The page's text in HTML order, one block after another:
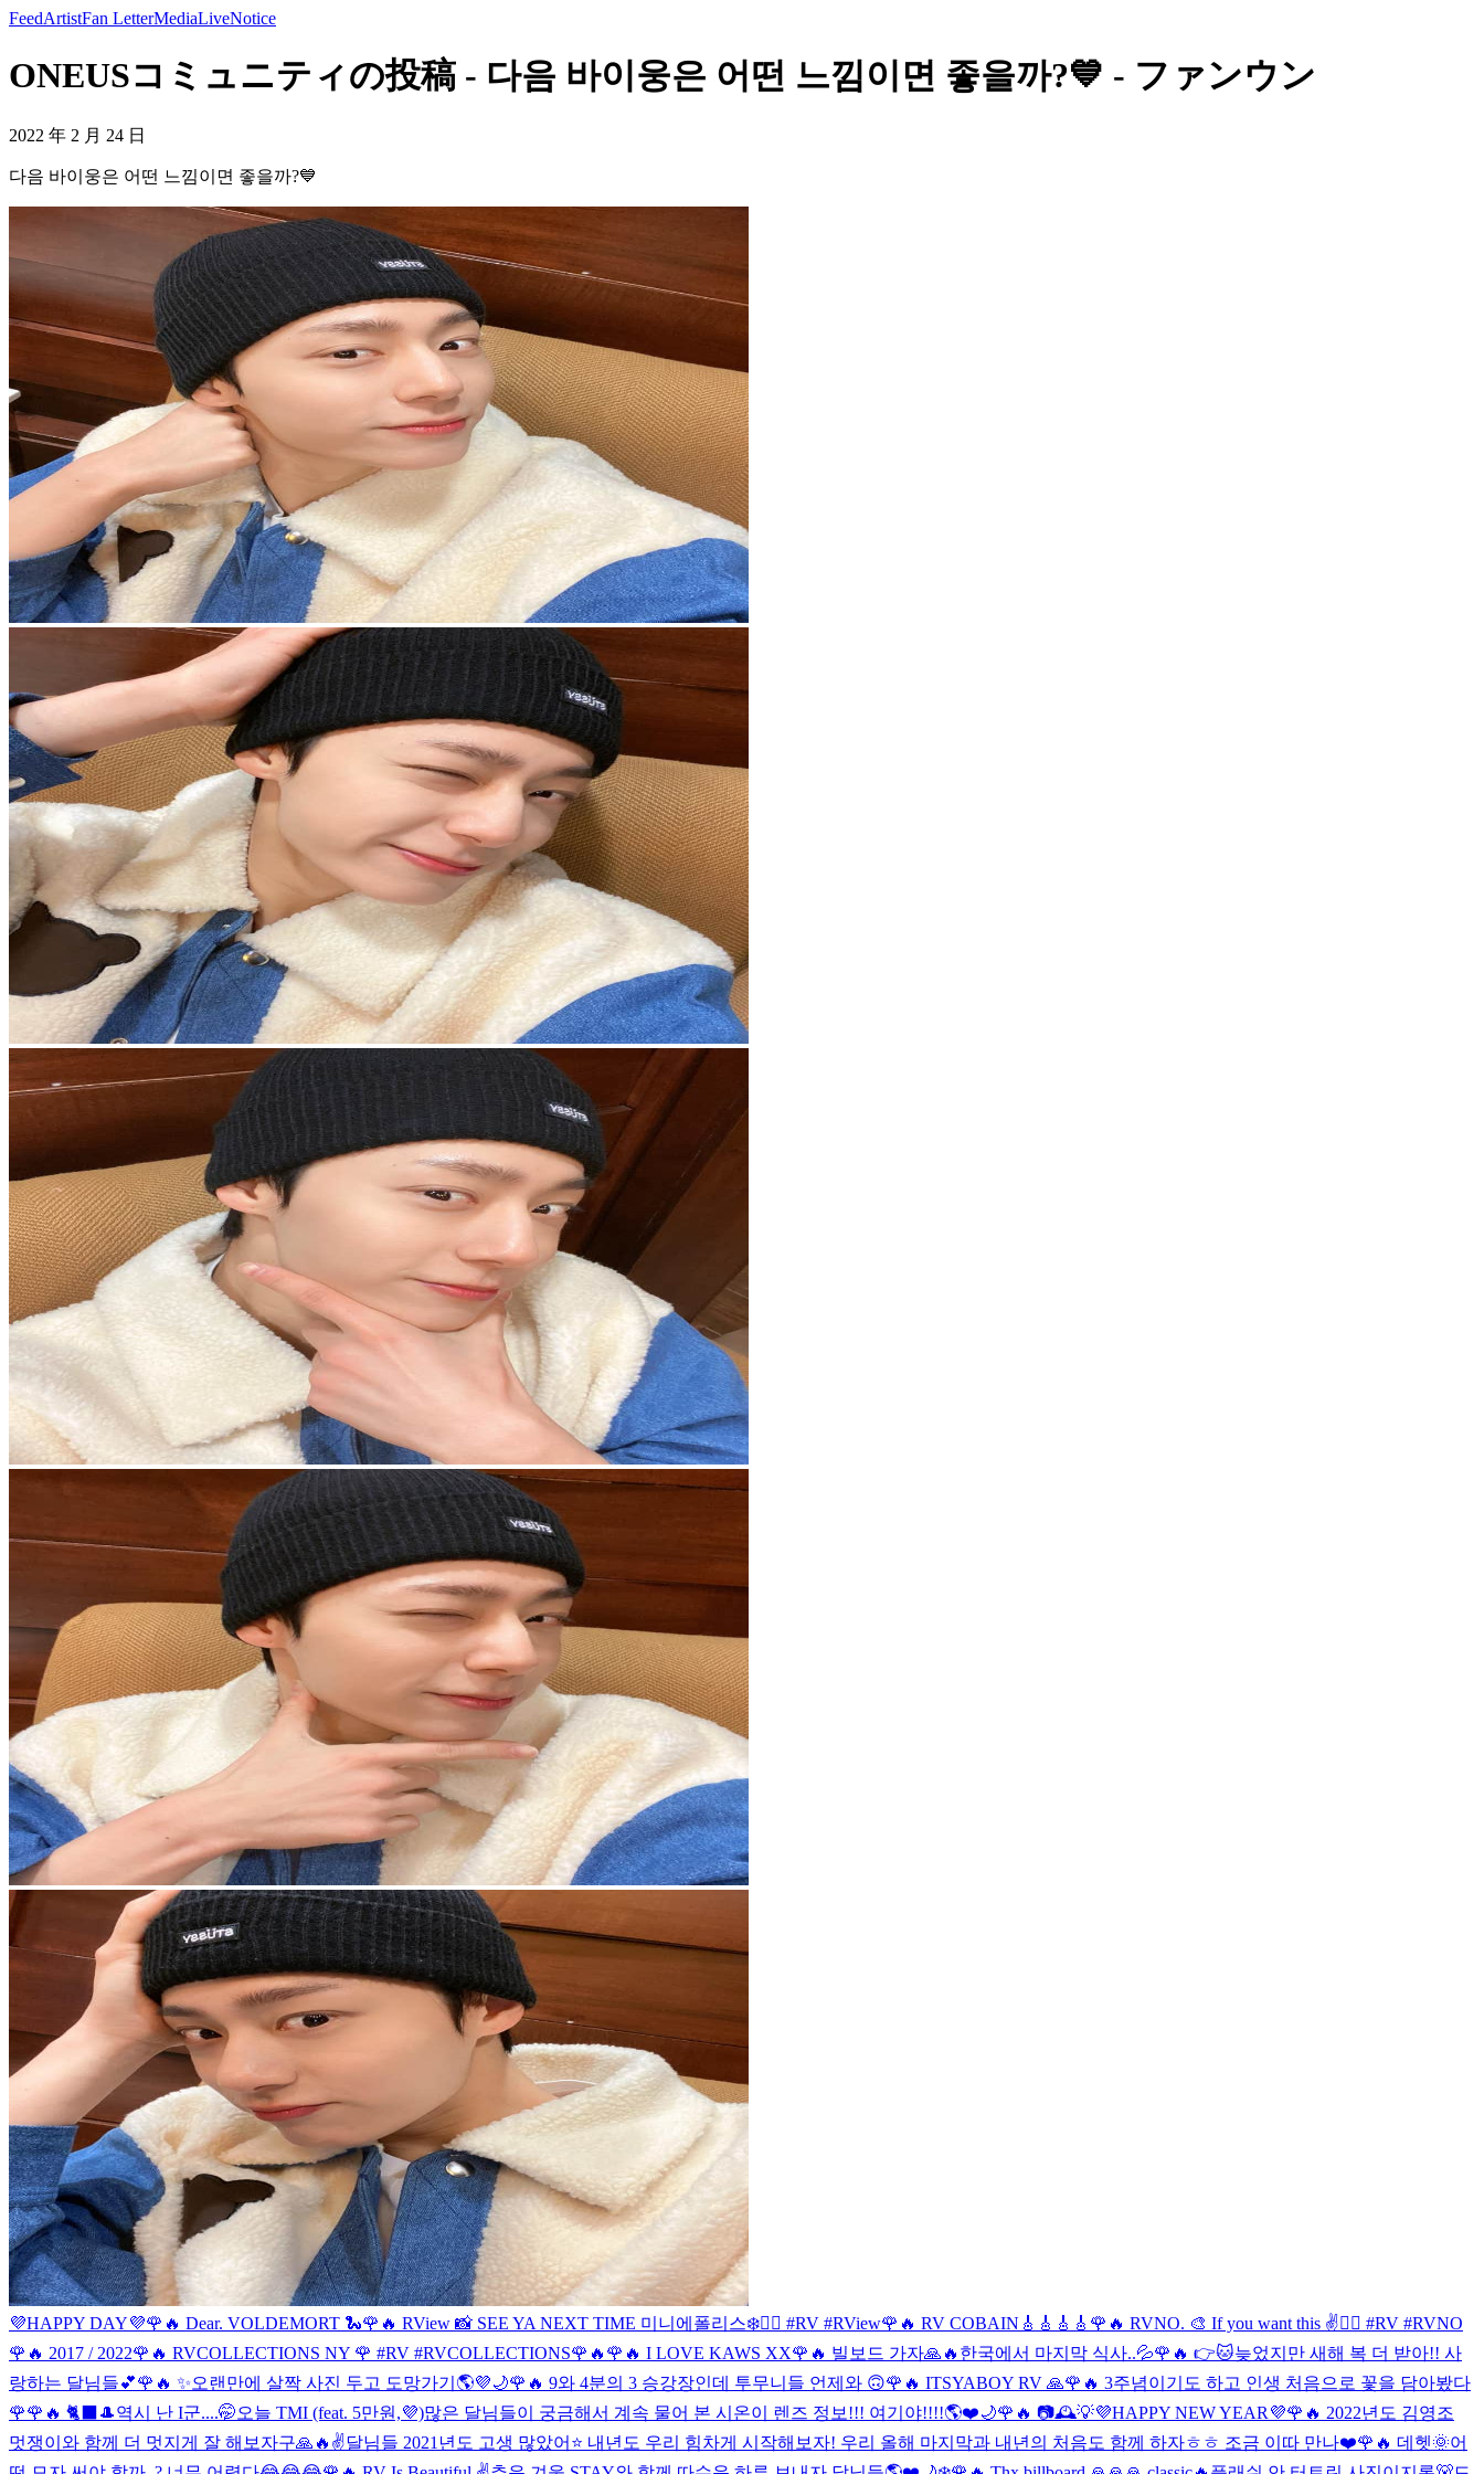
FeedArtistFan LetterMediaLiveNotice
ONEUSコミュニティの投稿 - 다음 바이웅은 어떤 느낌이면 좋을까?💙 - ファンウン
2022 年 2 月 24 日
다음 바이웅은 어떤 느낌이면 좋을까?💙
💜HAPPY DAY💜🌹🔥 Dear. VOLDEMORT 🐍🌹🔥 RView 📸 SEE YA NEXT TIME 미니에폴리스❄️❤️‍🔥 #RV #RView🌹🔥 RV COBAIN🎸🎸🎸🎸 🌹🔥 RVNO. 🎨 If you want this ✌️❤️‍🔥 #RV #RVNO
🌹🔥 2017 / 2022🌹🔥 RVCOLLECTIONS NY 🌹 #RV #RVCOLLECTIONS🌹🔥 🌹🔥 I LOVE KAWS XX🌹🔥 빌보드 가자🙏🔥 한국에서 마지막 식사..💦🌹🔥 👉🐱늦었지만 새해 복 더 받아!! 사
랑하는 달님들💕🌹🔥 ✨오랜만에 살짝 사진 두고 도망가기🌎💜🌙🌹🔥 9와 4분의 3 승강장인데 투무니들 언제와 🙃🌹🔥 ITSYABOY RV 🙏🌹🔥 3주념이기도 하고 인생 처음으로 꽃을 담아봤다
🌹🌹🔥 🐈‍⬛🎩역시 난 I군....🤭오늘 TMI (feat. 5만원,💜)많은 달님들이 궁금해서 계속 물어 본 시온이 렌즈 정보!!! 여기야!!!!🌎❤️🌙🌹🔥 📷🕰💡💜HAPPY NEW YEAR💜🌹🔥 2022년도 김영조
멋쟁이와 함께 더 멋지게 잘 해보자구🙏🔥✌️달님들 2021년도 고생 많았어⭐️ 내년도 우리 힘차게 시작해보자! 우리 올해 마지막과 내년의 처음도 함께 하자ㅎㅎ 조금 이따 만나❤️🌹🔥 데헷🌞어